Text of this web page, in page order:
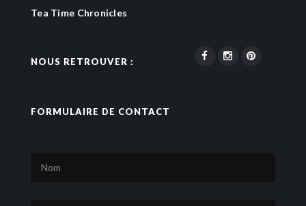
Tea Time Chronicles
NOUS RETROUVER :
FORMULAIRE DE CONTACT